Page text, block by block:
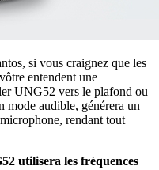
si vous craignez que les
entendent une
UNG52 vers le plafond ou
mode audible, générera un
rendant tout
utilisera les fréquences